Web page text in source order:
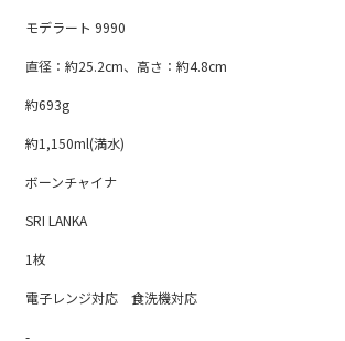
モデラート 9990
直径：約25.2cm、高さ：約4.8cm
約693g
約1,150ml(満水)
ボーンチャイナ
SRI LANKA
1枚
電子レンジ対応 食洗機対応
-